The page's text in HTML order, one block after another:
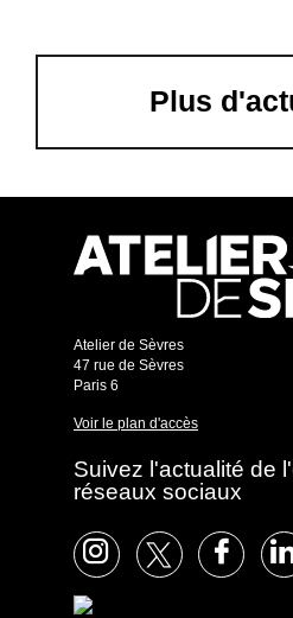
Plus
Atelier de Sèvres
47 rue de Sèvres
Paris 6
Voir le plan d'accès
Suivez l'actualité de
réseaux sociaux